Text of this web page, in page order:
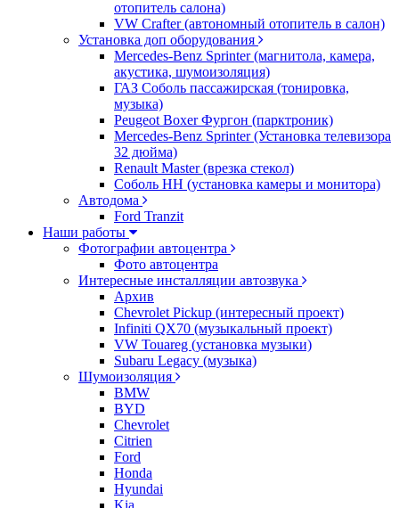
отопитель салона)
VW Crafter (автономный отопитель в салон)
Установка доп оборудования
Mercedes-Benz Sprinter (магнитола, камера,
акустика, шумоизоляция)
ГАЗ Соболь пассажирская (тонировка,
музыка)
Peugeot Boxer Фургон (парктроник)
Mercedes-Benz Sprinter (Установка телевизора
32 дюйма)
Renault Master (врезка стекол)
Соболь НН (установка камеры и монитора)
Автодома
Ford Tranzit
Наши работы
Фотографии автоцентра
Фото автоцентра
Интересные инсталляции автозвука
Архив
Chevrolet Pickup (интересный проект)
Infiniti QX70 (музыкальный проект)
VW Touareg (установка музыки)
Subaru Legacy (музыка)
Шумоизоляция
BMW
BYD
Chevrolet
Citrien
Ford
Honda
Hyundai
Kia